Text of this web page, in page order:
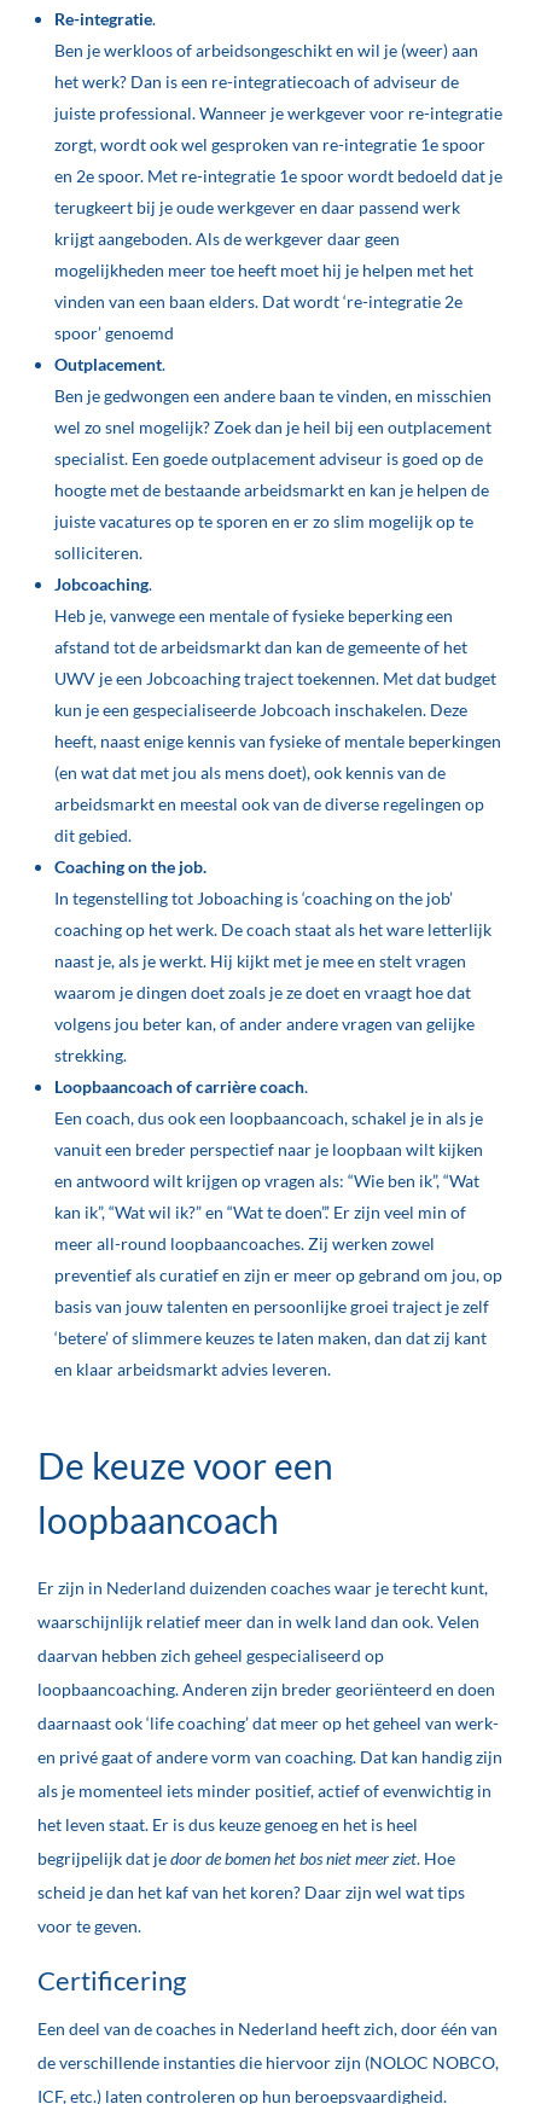
Re-integratie.
Ben je werkloos of arbeidsongeschikt en wil je (weer) aan
het werk? Dan is een re-integratiecoach of adviseur de
juiste professional. Wanneer je werkgever voor re-integratie
zorgt, wordt ook wel gesproken van re-integratie 1e spoor
en 2e spoor. Met re-integratie 1e spoor wordt bedoeld dat je
terugkeert bij je oude werkgever en daar passend werk
krijgt aangeboden. Als de werkgever daar geen
mogelijkheden meer toe heeft moet hij je helpen met het
vinden van een baan elders. Dat wordt ‘re-integratie 2e
spoor’ genoemd
Outplacement.
Ben je gedwongen een andere baan te vinden, en misschien
wel zo snel mogelijk? Zoek dan je heil bij een outplacement
specialist. Een goede outplacement adviseur is goed op de
hoogte met de bestaande arbeidsmarkt en kan je helpen de
juiste vacatures op te sporen en er zo slim mogelijk op te
solliciteren.
Jobcoaching.
Heb je, vanwege een mentale of fysieke beperking een
afstand tot de arbeidsmarkt dan kan de gemeente of het
UWV je een Jobcoaching traject toekennen. Met dat budget
kun je een gespecialiseerde Jobcoach inschakelen. Deze
heeft, naast enige kennis van fysieke of mentale beperkingen
(en wat dat met jou als mens doet), ook kennis van de
arbeidsmarkt en meestal ook van de diverse regelingen op
dit gebied.
Coaching on the job.
In tegenstelling tot Joboaching is ‘coaching on the job’
coaching op het werk. De coach staat als het ware letterlijk
naast je, als je werkt. Hij kijkt met je mee en stelt vragen
waarom je dingen doet zoals je ze doet en vraagt hoe dat
volgens jou beter kan, of ander andere vragen van gelijke
strekking.
Loopbaancoach of carrière coach.
Een coach, dus ook een loopbaancoach, schakel je in als je
vanuit een breder perspectief naar je loopbaan wilt kijken
en antwoord wilt krijgen op vragen als: “Wie ben ik”, “Wat
kan ik”, “Wat wil ik?” en “Wat te doen”.’ Er zijn veel min of
meer all-round loopbaancoaches. Zij werken zowel
preventief als curatief en zijn er meer op gebrand om jou, op
basis van jouw talenten en persoonlijke groei traject je zelf
‘betere’ of slimmere keuzes te laten maken, dan dat zij kant
en klaar arbeidsmarkt advies leveren.
De keuze voor een
loopbaancoach
Er zijn in Nederland duizenden coaches waar je terecht kunt,
waarschijnlijk relatief meer dan in welk land dan ook. Velen
daarvan hebben zich geheel gespecialiseerd op
loopbaancoaching. Anderen zijn breder georiënteerd en doen
daarnaast ook ‘life coaching’ dat meer op het geheel van werk-
en privé gaat of andere vorm van coaching. Dat kan handig zijn
als je momenteel iets minder positief, actief of evenwichtig in
het leven staat. Er is dus keuze genoeg en het is heel
begrijpelijk dat jedoor de bomen het bos niet meer ziet. Hoe
scheid je dan het kaf van het koren? Daar zijn wel wat tips
voor te geven.
Certificering
Een deel van de coaches in Nederland heeft zich, door één van
de verschillende instanties die hiervoor zijn (NOLOC NOBCO,
ICF, etc.) laten controleren op hun beroepsvaardigheid.